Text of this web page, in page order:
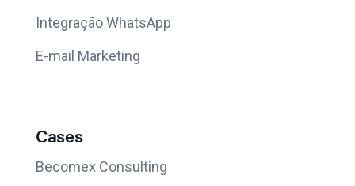
Integração WhatsApp
E-mail Marketing
Cases
Becomex Consulting